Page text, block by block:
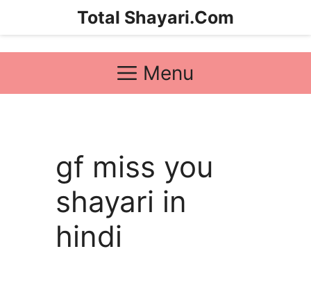
Total Shayari.Com
Menu
gf miss you
shayari in
hindi